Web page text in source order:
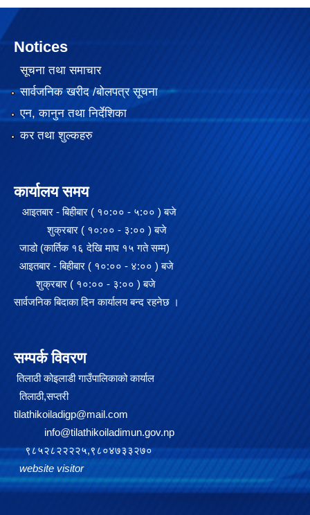
Notices
सूचना तथा समाचार
सार्वजनिक खरीद /बोलपत्र सूचना
एन, कानुन तथा निर्देशिका
कर तथा शुल्कहरु
कार्यालय समय
आइतबार - बिहीबार ( १०:०० - ५:०० ) बजे
शुक्रबार ( १०:०० - ३:०० ) बजे
जाडो (कार्तिक १६ देखि माघ १५ गते सम्म)
आइतबार - बिहीबार ( १०:०० - ४:०० ) बजे
शुक्रबार ( १०:०० - ३:०० ) बजे
सार्वजनिक बिदाका दिन कार्यालय बन्द रहनेछ ।
सम्पर्क विवरण
तिलाठी कोइलाडी गाउँपालिकाको कार्याल
तिलाठी,सप्तरी
tilathikoiladigp@mail.com
info@tilathikoiladimun.gov.np
९८५२८२२२२५,९८०४७३३२७०
website visitor